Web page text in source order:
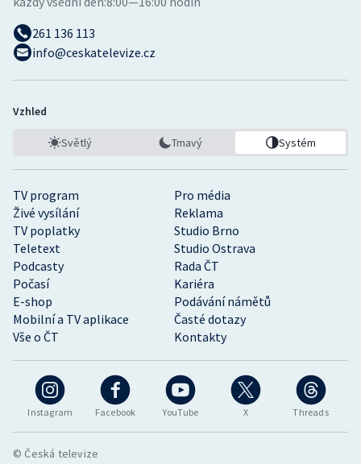
Instagram Facebook YouTube X Threads
TV program
Pro média
Živé vysílání
Reklama
TV poplatky
Studio Brno
Teletext
Studio Ostrava
Podcasty
Rada ČT
Počasí
Kariéra
E-shop
Podávání námětů
Mobilní a TV aplikace
Časté dotazy
Vše o ČT
Kontakty
261 136 113
info@ceskatelevize.cz
Vzhled
Světlý Tmavý Systém
© Česká televize